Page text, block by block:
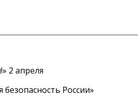
2 апреля
России»